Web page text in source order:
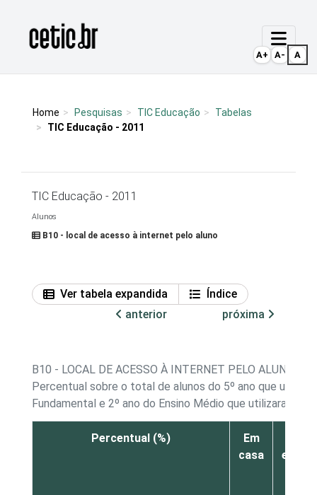
Página inicial
Home Pesquisas TIC Educação
Tabelas
TIC Educação - 2011
TIC Educação - 2011
Alunos
B10 - local de acesso à internet pelo aluno
Ver tabela expandida
Índice
anterior
próxima
B10 - LOCAL DE ACESSO À INTERNET PELO ALUNO
Percentual sobre o total de alunos do 5º ano que
Fundamental e 2º ano do Ensino Médio que utilizaram a
Percentual (%)
Em
casa
escola
A+ A- A